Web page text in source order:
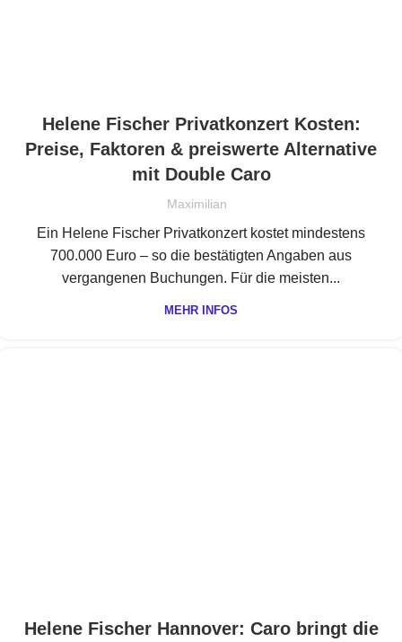
Helene Fischer Privatkonzert Kosten:
Preise, Faktoren & preiswerte Alternative
mit Double Caro
Maximilian
Ein Helene Fischer Privatkonzert kostet mindestens
700.000 Euro – so die bestätigten Angaben aus
vergangenen Buchungen. Für die meisten...
MEHR INFOS
Helene Fischer Hannover: Caro bringt die